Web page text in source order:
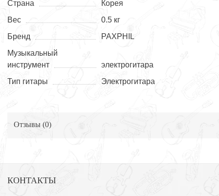
Страна
Корея
Вес
0.5 кг
Бренд
PAXPHIL
Музыкальный
инструмент
электрогитара
Тип гитары
Электрогитара
Отзывы (0)
КОНТАКТЫ